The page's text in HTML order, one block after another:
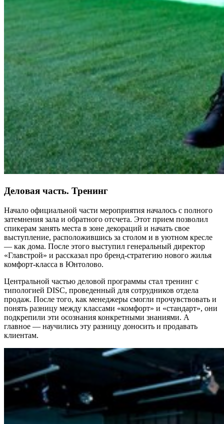
Деловая часть. Тренинг
Начало официальной части мероприятия началось с полного
затемнения зала и обратного отсчета. Этот прием позволил
спикерам занять места в зоне декораций и начать свое
выступление, расположившись за столом и в уютном кресле
— как дома. После этого выступил генеральный директор
«Главстрой» и рассказал про бренд-стратегию нового жилья
комфорт-класса в Юнтолово.
Центральной частью деловой программы стал тренинг с
типологией DISC, проведенный для сотрудников отдела
продаж. После того, как менеджеры смогли прочувствовать и
понять разницу между классами «комфорт» и «стандарт», они
подкрепили эти осознания конкретными знаниями. А
главное — научились эту разницу доносить и продавать
клиентам.